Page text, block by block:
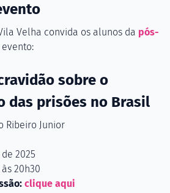
Velha convida os alunos da pós-
sobre o
das prisões no Brasil
Ribeiro Junior
2025
20h30
clique aqui